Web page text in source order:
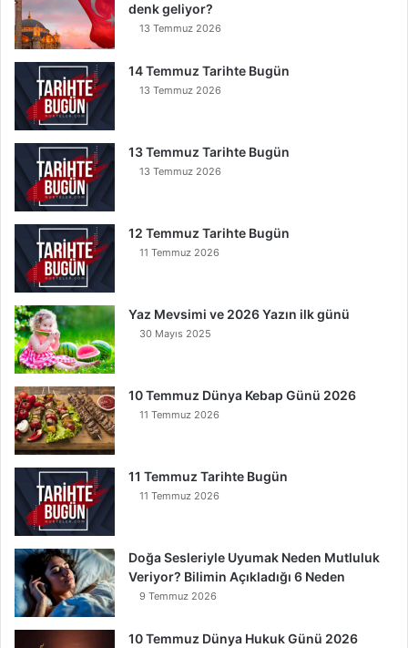
e
r
e
n
s
B
u
n
k
a
n
K
u
r
t
u
l
u
r
denk geliyor?
13 Temmuz 2026
14 Temmuz Tarihte Bugün
13 Temmuz 2026
13 Temmuz Tarihte Bugün
13 Temmuz 2026
12 Temmuz Tarihte Bugün
11 Temmuz 2026
Yaz Mevsimi ve 2026 Yazın ilk günü
30 Mayıs 2025
10 Temmuz Dünya Kebap Günü 2026
11 Temmuz 2026
11 Temmuz Tarihte Bugün
11 Temmuz 2026
Doğa Sesleriyle Uyumak Neden Mutluluk
Veriyor? Bilimin Açıkladığı 6 Neden
9 Temmuz 2026
10 Temmuz Dünya Hukuk Günü 2026